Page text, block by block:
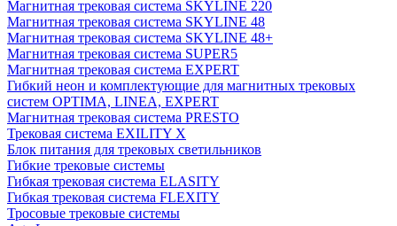
Магнитная трековая система SKYLINE 220
Магнитная трековая система SKYLINE 48
Магнитная трековая система SKYLINE 48+
Магнитная трековая система SUPER5
Магнитная трековая система EXPERT
Гибкий неон и комплектующие для магнитных трековых
систем OPTIMA, LINEA, EXPERT
Магнитная трековая система PRESTO
Трековая система EXILITY X
Блок питания для трековых светильников
Гибкие трековые системы
Гибкая трековая система ELASITY
Гибкая трековая система FLEXITY
Тросовые трековые системы